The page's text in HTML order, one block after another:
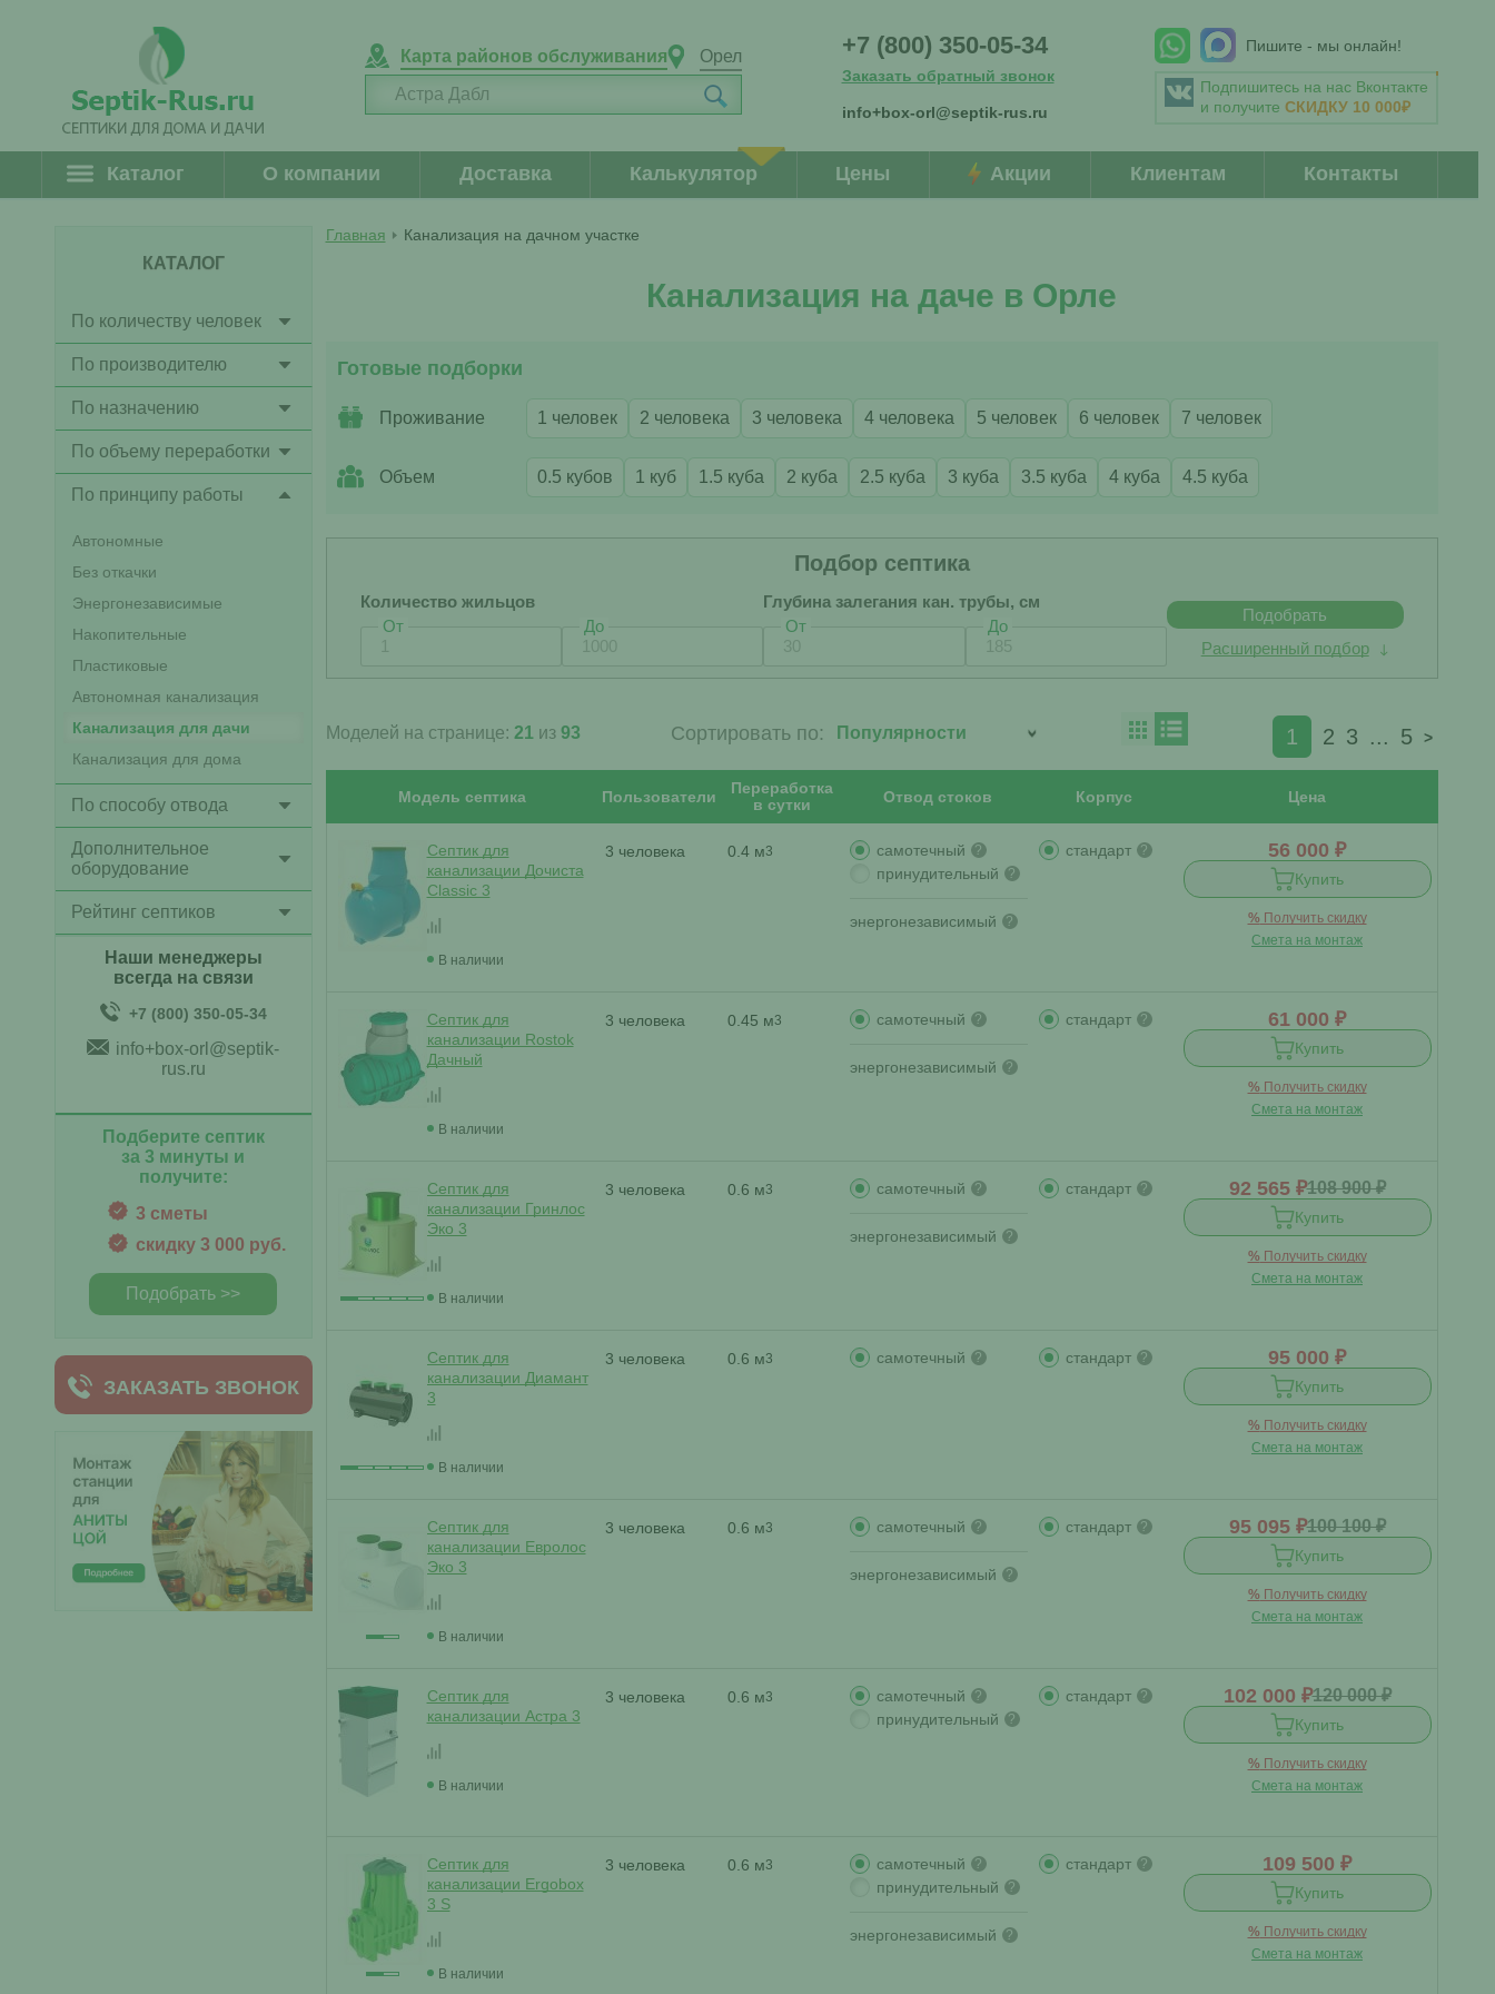
Карта районов обслуживания Орел +7 (800) 350-05-34
Заказать обратный звонок
info+box-orl@septik-rus.ru
Пишите - мы онлайн!
Подпишитесь на нас Вконтакте
и получите СКИДКУ 10 000₽
Каталог О компании Доставка Калькулятор Цены Акции Клиентам Контакты
КАТАЛОГ
По количеству человек
По производителю
По назначению
По объему переработки
По принципу работы
Автономные
Без откачки
Энергонезависимые
Накопительные
Пластиковые
Автономная канализация
Канализация для дачи
Канализация для дома
По способу отвода
Дополнительное
оборудование
Рейтинг септиков
Наши менеджеры
всегда на связи
+7 (800) 350-05-34
info+box-orl@septik-
rus.ru
Подберите септик
за 3 минуты и
получите:
3 сметы
скидку 3 000 руб.
Подобрать >>
ЗАКАЗАТЬ ЗВОНОК
Главная Канализация на дачном участке
Канализация на даче в Орле
Готовые подборки
Проживание 1 человек 2 человека 3 человека 4 человека 5 человек 6 человек 7 человек
Объем 0.5 кубов 1 куб 1.5 куба 2 куба 2.5 куба 3 куба 3.5 куба 4 куба 4.5 куба
Подбор септика
Количество жильцов
От
До
Глубина залегания кан. трубы, см
От
До
Подобрать
Расширенный подбор
Моделей на странице: 21 из 93 Сортировать по: 1 2 3 ... 5 >
Модель септика Пользователи
Переработка
в сутки
Отвод стоков Корпус Цена
Септик для
канализации Дочиста
Classic 3
В наличии
3 человека 0.4 м3 самотечный ?
принудительный ?
энергонезависимый ?
стандарт ? 56 000 ₽
Купить
% Получить скидку
Смета на монтаж
Септик для
канализации Rostok
Дачный
В наличии
3 человека 0.45 м3 самотечный ?
энергонезависимый ?
стандарт ? 61 000 ₽
Купить
% Получить скидку
Смета на монтаж
Септик для
канализации Гринлос
Эко 3
В наличии
3 человека 0.6 м3 самотечный ?
энергонезависимый ?
стандарт ? 92 565 ₽108 900 ₽
Купить
% Получить скидку
Смета на монтаж
Септик для
канализации Диамант
3
В наличии
3 человека 0.6 м3 самотечный ? стандарт ? 95 000 ₽
Купить
% Получить скидку
Смета на монтаж
Септик для
канализации Евролос
Эко 3
В наличии
3 человека 0.6 м3 самотечный ?
энергонезависимый ?
стандарт ? 95 095 ₽100 100 ₽
Купить
% Получить скидку
Смета на монтаж
Септик для
канализации Астра 3
В наличии
3 человека 0.6 м3 самотечный ?
принудительный ?
стандарт ? 102 000 ₽120 000 ₽
Купить
% Получить скидку
Смета на монтаж
Септик для
канализации Ergobox
3 S
В наличии
3 человека 0.6 м3 самотечный ?
принудительный ?
энергонезависимый ?
стандарт ? 109 500 ₽
Купить
% Получить скидку
Смета на монтаж